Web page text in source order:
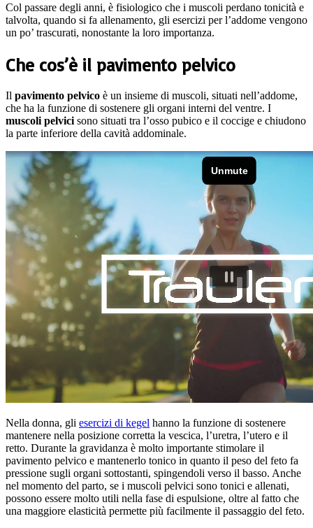
Col passare degli anni, è fisiologico che i muscoli perdano tonicità e
talvolta, quando si fa allenamento, gli esercizi per l’addome vengono
un po’ trascurati, nonostante la loro importanza.
Che cos’è il pavimento pelvico
Il pavimento pelvico è un insieme di muscoli, situati nell’addome,
che ha la funzione di sostenere gli organi interni del ventre. I
muscoli pelvici sono situati tra l’osso pubico e il coccige e chiudono
la parte inferiore della cavità addominale.
Nella donna, gli esercizi di kegel hanno la funzione di sostenere
mantenere nella posizione corretta la vescica, l’uretra, l’utero e il
retto. Durante la gravidanza è molto importante stimolare il
pavimento pelvico e mantenerlo tonico in quanto il peso del feto fa
pressione sugli organi sottostanti, spingendoli verso il basso. Anche
nel momento del parto, se i muscoli pelvici sono tonici e allenati,
possono essere molto utili nella fase di espulsione, oltre al fatto che
una maggiore elasticità permette più facilmente il passaggio del feto.